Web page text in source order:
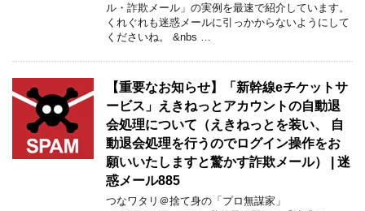
ル・詐欺メール」の実例を最速で紹介しています。
くれぐれも迷惑メールに引っかからないようにして
くださいね。 &nbs …
【重要なお知らせ】「新幹線eチケットサ
ービス」えきねっとアカウントの自動退
会処理について（えきねっとを装い、 自
動退会処理を行うのでログイン操作をお
願いいたしますと驚かす詐欺メール） | 迷
惑メール885
つなワタリ＠捨て身の「プロ無謀家」